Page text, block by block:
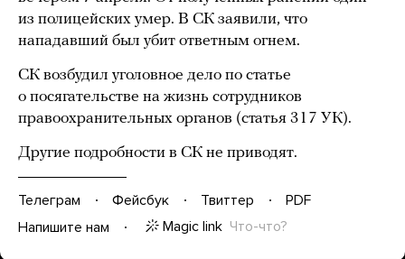
из полицейских умер. В СК заявили, что
нападавший был убит ответным огнем.
СК возбудил уголовное дело по статье
о посягательстве на жизнь сотрудников
правоохранительных органов (статья 317 УК).
Другие подробности в СК не приводят.
Телеграм Фейсбук Твиттер
PDF
Напишите нам
Magic link Что-что?